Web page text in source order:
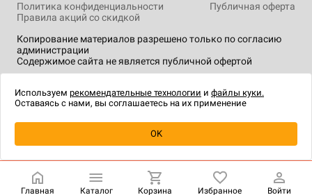
Уведомить о наличии
Копирование материалов разрешено только по согласию
администрации
Содержимое сайта не является публичной офертой
Политика конфиденциальности
Публичная оферта
Правила акций со скидкой
технологии.
Главная Каталог Корзина Избранное Войти
Используем рекомендательные технологии и файлы куки.
Оставаясь с нами, вы соглашаетесь на их применение
OK